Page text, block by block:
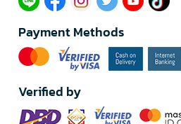
Payment Methods
Verified by